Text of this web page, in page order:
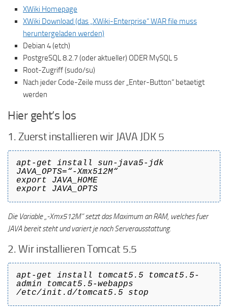
XWiki Homepage
XWiki Download (das „XWiki-Enterprise“ WAR file muss
heruntergeladen werden)
Debian 4 (etch)
PostgreSQL 8.2.7 (oder aktueller) ODER MySQL 5
Root-Zugriff (sudo/su)
Nach jeder Code-Zeile muss der „Enter-Button“ betaetigt
werden
Hier geht’s los
1. Zuerst installieren wir JAVA JDK 5
apt-get install sun-java5-jdk
JAVA_OPTS=“-Xmx512M“
export JAVA_HOME
export JAVA_OPTS
Die Variable „-Xmx512M“ setzt das Maximum an RAM, welches fuer
JAVA bereit steht und variert je nach Serverausstattung.
2. Wir installieren Tomcat 5.5
apt-get install tomcat5.5 tomcat5.5-
admin tomcat5.5-webapps
/etc/init.d/tomcat5.5 stop